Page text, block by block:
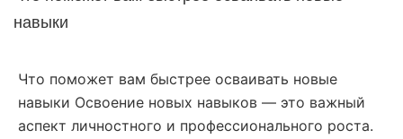
навыки
Что поможет вам быстрее осваивать новые
навыки Освоение новых навыков — это важный
аспект личностного и профессионального роста.